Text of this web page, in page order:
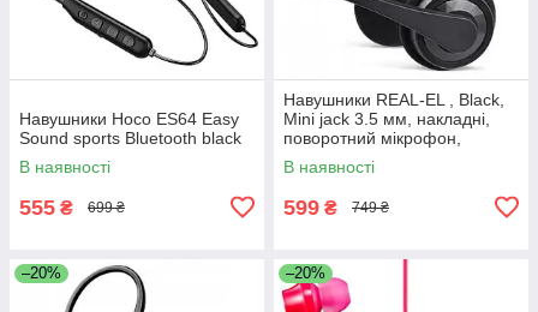
Навушники Hoco ES64 Easy
Sound sports Bluetooth black
В наявності
555 ₴ 699 ₴
Навушники REAL-EL , Black,
Mini jack 3.5 мм, накладні,
поворотний мікрофон,
кабель 1.5 м
В наявності
599 ₴ 749 ₴
–20% –20%